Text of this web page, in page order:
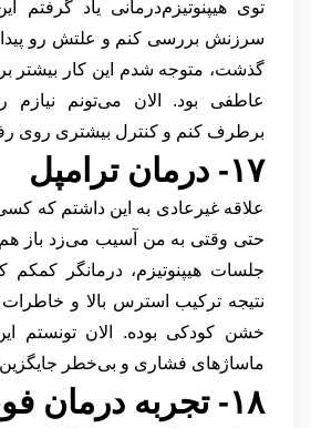
توی هیپنوتیزم‌درمانی یاد گرفتم
سرزنش بررسی کنم و علتش رو
گذشت، متوجه شدم این کار بیشتر
عاطفی بود. الان می‌تونم نیازم
برطرف کنم و کنترل بیشتری روی
۱۷- درمان ترامپل
علاقه غیرعادی به این داشتم که
حتی وقتی به من آسیب می‌زد باز
جلسات هیپنوتیزم، درمانگر کمکم
نتیجه ترکیب استرس بالا و
خشن کودکی بوده. الان تونستم
ماساژهای فشاری و بی‌خطر
۱۸- تجربه درمان فوت فتیش